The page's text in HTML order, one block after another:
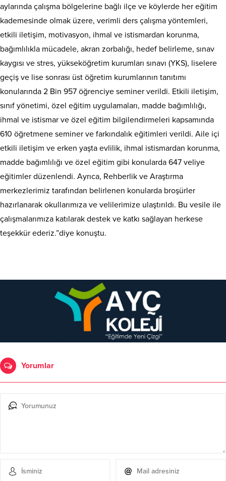
aylarında çalışma bölgelerine bağlı ilçe ve köylerde her eğitim
kademesinde olmak üzere, verimli ders çalışma yöntemleri,
etkili iletişim, motivasyon, ihmal ve istismardan korunma,
bağımlılıkla mücadele, akran zorbalığı, hedef belirleme, sınav
kaygısı ve stres, yükseköğretim kurumları sınavı (YKS), liselere
geçiş ve lise sonrası üst öğretim kurumlarının tanıtımı
konularında 2 Bin 957 öğrenciye seminer verildi. Etkili iletişim,
sınıf yönetimi, özel eğitim uygulamaları, madde bağımlılığı,
ihmal ve istismar ve özel eğitim bilgilendirmeleri kapsamında
610 öğretmene seminer ve farkındalık eğitimleri verildi. Aile içi
etkili iletişim ve erken yaşta evlilik, ihmal istismardan korunma,
madde bağımlılığı ve özel eğitim gibi konularda 647 veliye
eğitimler düzenlendi. Ayrıca, Rehberlik ve Araştırma
merkezlerimiz tarafından belirlenen konularda broşürler
hazırlanarak okullarımıza ve velilerimize ulaştırıldı. Bu vesile ile
çalışmalarımıza katılarak destek ve katkı sağlayan herkese
teşekkür ederiz.”diye konuştu.
Yorumlar